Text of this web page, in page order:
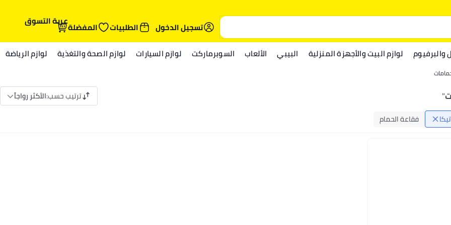
تسجيل الدخول
الطلبيات المفضلةعربة التسوق
والبرفيوم لوازم البيت والأجهزة المنزلية البيبي الألعاب السوبرماركت لوازم السيارات لوازم الصحة والتغذية لوازم الرياضة
" ترتيب حسب:الأكثر رواجاً
فقاعة الحمام